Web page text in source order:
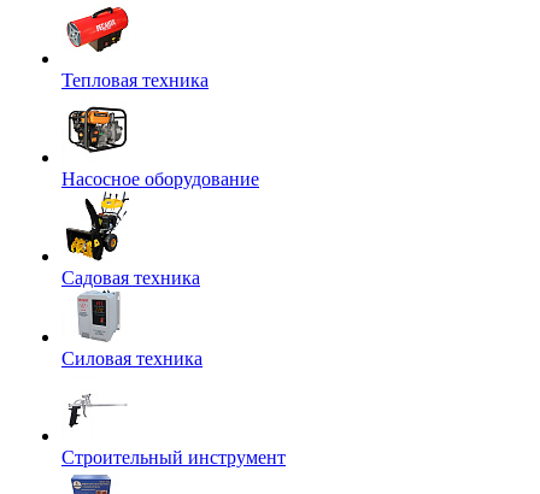
Тепловая техника
Насосное оборудование
Садовая техника
Силовая техника
Строительный инструмент